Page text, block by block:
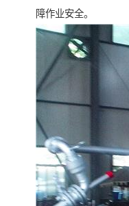
障作业安全。